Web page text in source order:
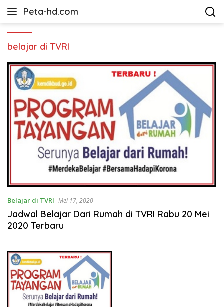
Peta-hd.com
Kumpulan
HD
belajar di TVRI
Belajar di TVRI Mei 17, 2020
Jadwal Belajar Dari Rumah di TVRI Rabu 20 Mei
2020 Terbaru